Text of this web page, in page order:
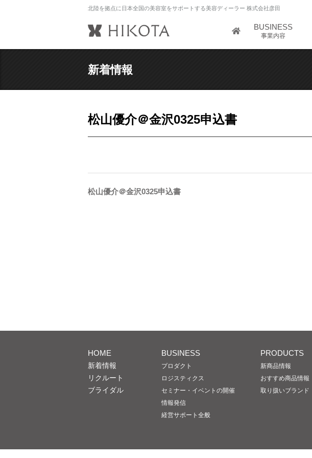
北陸を拠点に日本全国の美容室をサポートする美容ディーラー 株式会社彦田
BUSINESS
事業内容
新着情報
松山優介＠金沢0325申込書
松山優介＠金沢0325申込書
HOME
新着情報
リクルート
ブライダル
BUSINESS
プロダクト
ロジスティクス
セミナー・イベントの開催
情報発信
経営サポート全般
PRODUCTS
新商品情報
おすすめ商品情報
取り扱いブランド